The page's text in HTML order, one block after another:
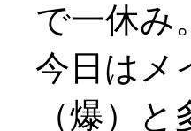
で一休み。
今日はメ
（爆）